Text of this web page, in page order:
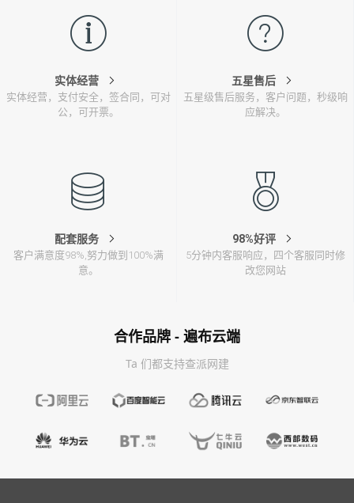
实体经营
实体经营，支付安全，签合同，可对
公，可开票。
五星售后
五星级售后服务，客户问题，秒级响
应解决。
配套服务
客户满意度98%,努力做到100%满
意。
98%好评
5分钟内客服响应，四个客服同时修
改您网站
合作品牌 - 遍布云端
Ta 们都支持查派网建